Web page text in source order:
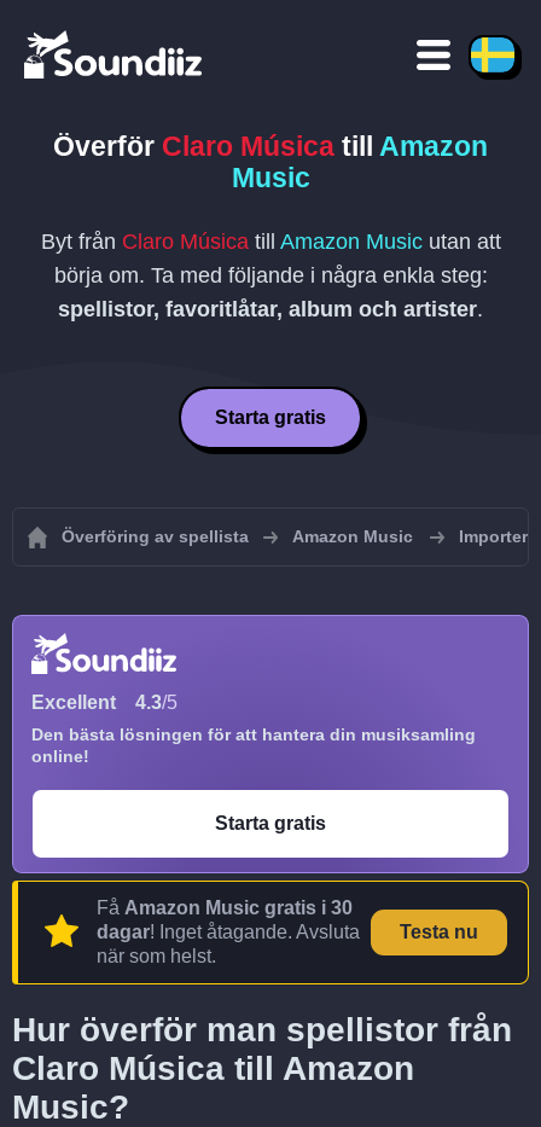
Överför Claro Música till Amazon
Music
Byt från Claro Músicatill Amazon Musicutan att
börja om. Ta med följande i några enkla steg:
spellistor, favoritlåtar, album och artister.
Starta gratis
Överföring av spellista Amazon Music
Excellent 4.3/5
Den bästa lösningen för att hantera din musiksamling
online!
Starta gratis
Få Amazon Music gratis i 30
dagar! Inget åtagande. Avsluta
när som helst.
Testa nu
Hur överför man spellistor från
Claro Música till Amazon
Music?